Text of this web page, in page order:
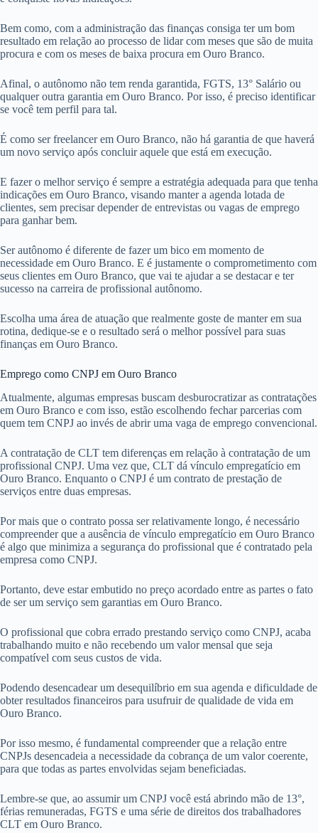
Bem como, com a administração das finanças consiga ter um bom
resultado em relação ao processo de lidar com meses que são de muita
procura e com os meses de baixa procura em Ouro Branco.
Afinal, o autônomo não tem renda garantida, FGTS, 13° Salário ou
qualquer outra garantia em Ouro Branco. Por isso, é preciso identificar
se você tem perfil para tal.
É como ser freelancer em Ouro Branco, não há garantia de que haverá
um novo serviço após concluir aquele que está em execução.
E fazer o melhor serviço é sempre a estratégia adequada para que tenha
indicações em Ouro Branco, visando manter a agenda lotada de
clientes, sem precisar depender de entrevistas ou vagas de emprego
para ganhar bem.
Ser autônomo é diferente de fazer um bico em momento de
necessidade em Ouro Branco. E é justamente o comprometimento com
seus clientes em Ouro Branco, que vai te ajudar a se destacar e ter
sucesso na carreira de profissional autônomo.
Escolha uma área de atuação que realmente goste de manter em sua
rotina, dedique-se e o resultado será o melhor possível para suas
finanças em Ouro Branco.
Emprego como CNPJ em Ouro Branco
Atualmente, algumas empresas buscam desburocratizar as contratações
em Ouro Branco e com isso, estão escolhendo fechar parcerias com
quem tem CNPJ ao invés de abrir uma vaga de emprego convencional.
A contratação de CLT tem diferenças em relação à contratação de um
profissional CNPJ. Uma vez que, CLT dá vínculo empregatício em
Ouro Branco. Enquanto o CNPJ é um contrato de prestação de
serviços entre duas empresas.
Por mais que o contrato possa ser relativamente longo, é necessário
compreender que a ausência de vínculo empregatício em Ouro Branco
é algo que minimiza a segurança do profissional que é contratado pela
empresa como CNPJ.
Portanto, deve estar embutido no preço acordado entre as partes o fato
de ser um serviço sem garantias em Ouro Branco.
O profissional que cobra errado prestando serviço como CNPJ, acaba
trabalhando muito e não recebendo um valor mensal que seja
compatível com seus custos de vida.
Podendo desencadear um desequilíbrio em sua agenda e dificuldade de
obter resultados financeiros para usufruir de qualidade de vida em
Ouro Branco.
Por isso mesmo, é fundamental compreender que a relação entre
CNPJs desencadeia a necessidade da cobrança de um valor coerente,
para que todas as partes envolvidas sejam beneficiadas.
Lembre-se que, ao assumir um CNPJ você está abrindo mão de 13°,
férias remuneradas, FGTS e uma série de direitos dos trabalhadores
CLT em Ouro Branco.